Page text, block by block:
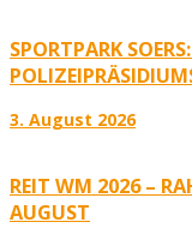
SPORTPARK
3. August 2026
REIT WM 2026 –
AUGUST